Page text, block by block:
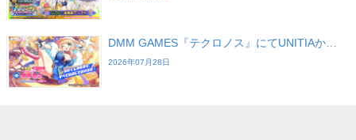
DMM GAMES『テクロノス』にてUNITIAか…
2026年07月28日